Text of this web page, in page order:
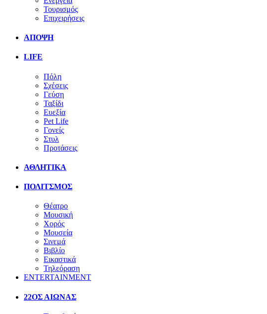
Τουρισμός
Επιχειρήσεις
ΑΠΟΨΗ
LIFE
Πόλη
Σχέσεις
Γεύση
Ταξίδι
Ευεξία
Pet Life
Γονείς
Στυλ
Προτάσεις
ΑΘΛΗΤΙΚΑ
ΠΟΛΙΤΣΜΟΣ
Θέατρο
Μουσική
Χορός
Μουσεία
Σινεμά
Βιβλίο
Εικαστικά
Τηλεόραση
ENTERTAINMENT
22ΟΣ ΑΙΩΝΑΣ